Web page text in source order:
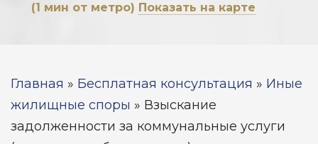
(1 мин от метро) Показать на карте
Вы здесь
Главная » Бесплатная консультация » Иные
жилищные споры » Взыскание
задолженности за коммунальные услуги